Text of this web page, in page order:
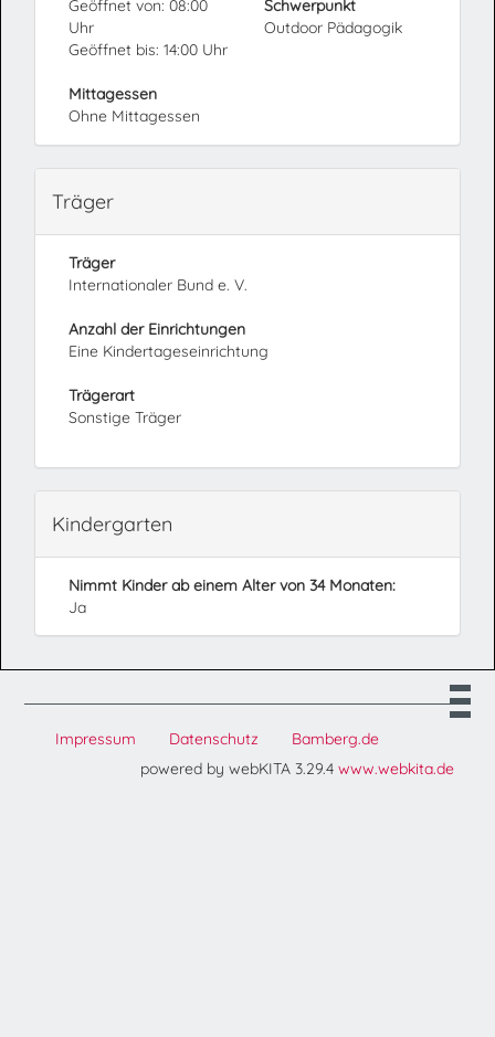
Geöffnet von: 08:00
Uhr
Geöffnet bis: 14:00 Uhr
Mittagessen
Ohne Mittagessen
Schwerpunkt
Outdoor Pädagogik
Träger
Träger
Internationaler Bund e. V.
Anzahl der Einrichtungen
Eine Kindertageseinrichtung
Trägerart
Sonstige Träger
Kindergarten
Nimmt Kinder ab einem Alter von 34 Monaten:
Ja
Impressum Datenschutz
Bamberg.de
powered by webKITA 3.29.4 www.webkita.de